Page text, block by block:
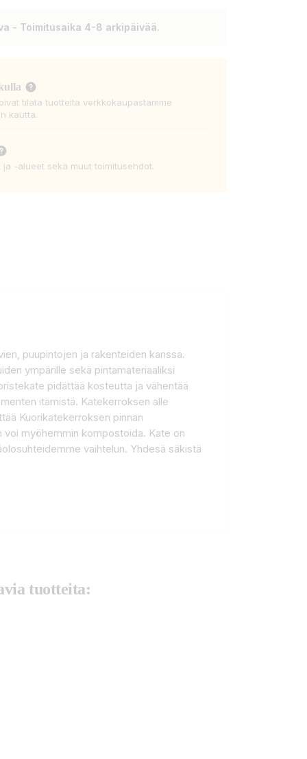
- Toimitusaika 4-8 arkipäivää.
tilata tuotteita verkkokaupastamme
kautta.
ja -alueet sekä muut toimitusehdot.
puupintojen ja rakenteiden kanssa.
ympärille sekä pintamateriaaliksi
pidättää kosteutta ja vähentää
itämistä. Katekerroksen alle
Kuorikatekerroksen pinnan
myöhemmin kompostoida. Kate on
vaihtelun. Yhdesä säkistä
tuotteita: